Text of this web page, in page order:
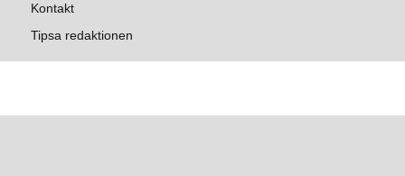
Kontakt
Tipsa redaktionen